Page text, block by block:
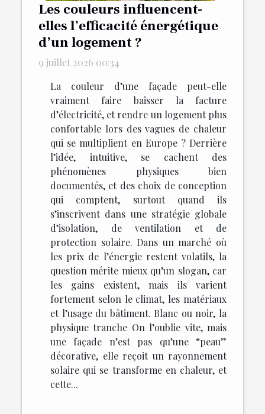
Les couleurs influencent-
elles l’efficacité énergétique
d’un logement ?
9 juillet 2026 00:34
La couleur d’une façade peut-elle
vraiment faire baisser la facture
d’électricité, et rendre un logement plus
confortable lors des vagues de chaleur
qui se multiplient en Europe ? Derrière
l’idée, intuitive, se cachent des
phénomènes physiques bien
documentés, et des choix de conception
qui comptent, surtout quand ils
s’inscrivent dans une stratégie globale
d’isolation, de ventilation et de
protection solaire. Dans un marché où
les prix de l’énergie restent volatils, la
question mérite mieux qu’un slogan, car
les gains existent, mais ils varient
fortement selon le climat, les matériaux
et l’usage du bâtiment. Blanc ou noir, la
physique tranche On l’oublie vite, mais
une façade n’est pas qu’une “peau”
décorative, elle reçoit un rayonnement
solaire qui se transforme en chaleur, et
cette...